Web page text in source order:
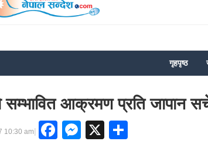
गृहपृष्ठ
सम्भावित आक्रमण प्रति जापान
10:30 am| Facebook
Messenger
X